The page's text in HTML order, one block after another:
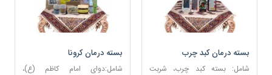
بسته درمان کبد چرب
شامل: بسته کبد چرب، شربت
بسته درمان کرونا
شامل:دوای امام کاظم (ع)،